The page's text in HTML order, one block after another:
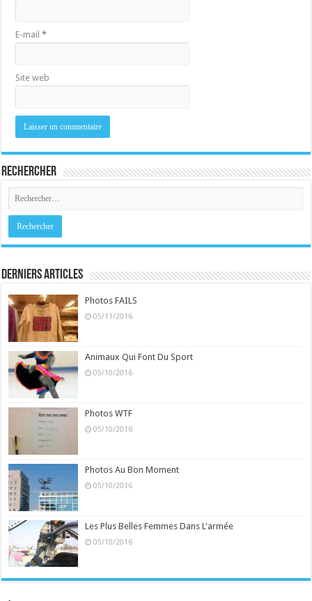
E-mail*
Site web
Rechercher
Derniers Articles
Photos FAILS
05/11/2016
Animaux Qui Font Du Sport
05/10/2016
Photos WTF
05/10/2016
Photos Au Bon Moment
05/10/2016
Les Plus Belles Femmes Dans L'armée
05/10/2016